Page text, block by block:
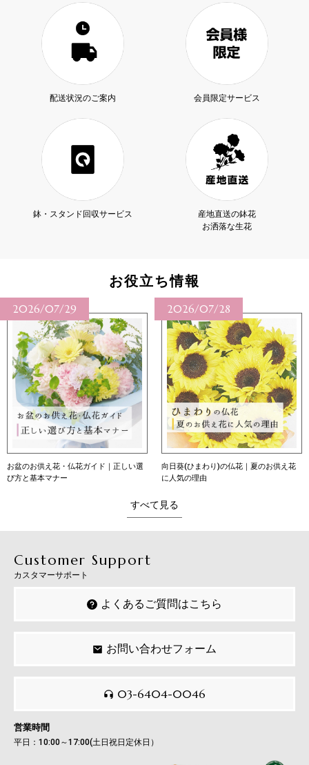
配送状況のご案内 会員限定サービス
鉢・スタンド回収サービス
産地直送の鉢花
お洒落な生花
お役立ち情報
2026/07/29
お盆のお供え花・仏花ガイド｜正しい選
び方と基本マナー
2026/07/28
向日葵(ひまわり)の仏花｜夏のお供え花
に人気の理由
すべて見る
Customer Support
カスタマーサポート
よくあるご質問はこちら
お問い合わせフォーム
03-6404-0046
営業時間
平日：10:00～17:00(土日祝日定休日）